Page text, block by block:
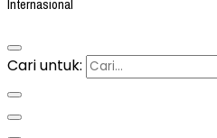
Cari untuk: